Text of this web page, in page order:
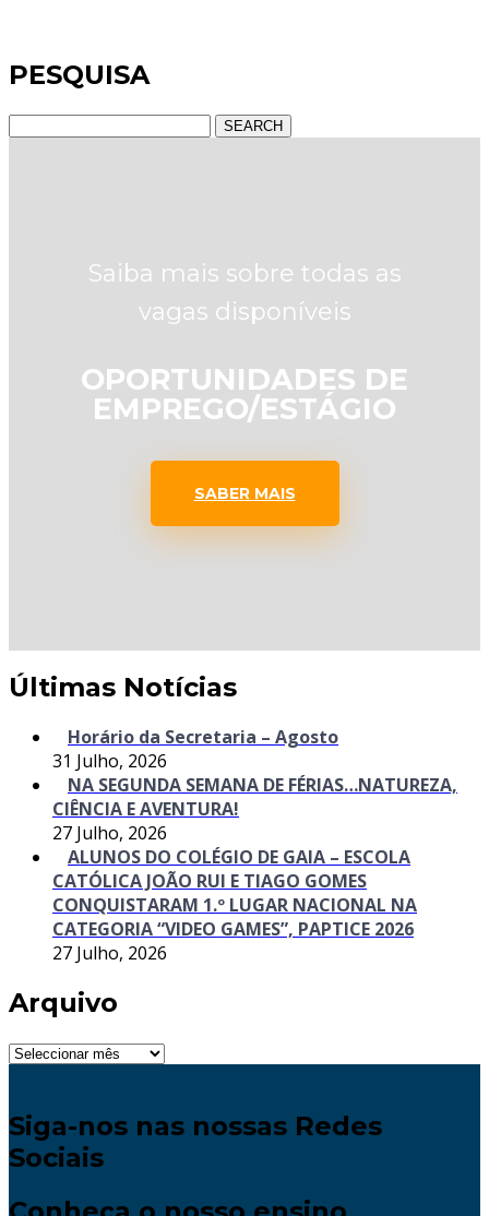
PESQUISA
SEARCH
Saiba mais sobre todas as
vagas disponíveis
OPORTUNIDADES DE
EMPREGO/ESTÁGIO
SABER MAIS
Últimas Notícias
Horário da Secretaria – Agosto
31 Julho, 2026
NA SEGUNDA SEMANA DE FÉRIAS…NATUREZA,
CIÊNCIA E AVENTURA!
27 Julho, 2026
ALUNOS DO COLÉGIO DE GAIA – ESCOLA
CATÓLICA JOÃO RUI E TIAGO GOMES
CONQUISTARAM 1.º LUGAR NACIONAL NA
CATEGORIA “VIDEO GAMES”, PAPTICE 2026
27 Julho, 2026
Arquivo
Arquivo
Siga-nos nas nossas Redes
Sociais